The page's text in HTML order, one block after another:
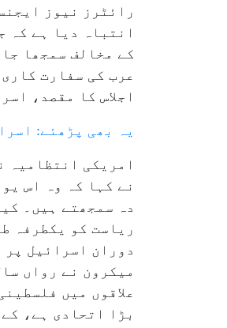
رائٹرز نیوز
انتباہ دیا ہے کہ
کے مخالف سمجھا
عرب کی سفارت
اجلاس کا مقصد،
یہ بھی پڑھئے: اسرائیلی فوج نے غزہ کے ۹۰؍
امریکی انتظامیہ
نے کہا کہ وہ اس
دہ سمجھتے ہیں۔
ریاست کو یکطرفہ
دوران اسرائیل
میکرون نے رواں
علاقوں میں
بڑا اتحادی ہے،